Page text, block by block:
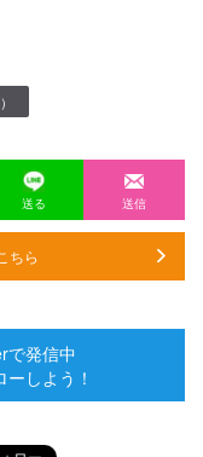
送る 送信
ちら
で発信中
しよう！